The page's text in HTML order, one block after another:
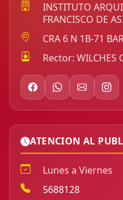
INSTITUTO
FRANCISCO DE
CRA 6 N 1B-71
Rector: WILCHES
ATENCION AL
Lunes a Viernes
5688128